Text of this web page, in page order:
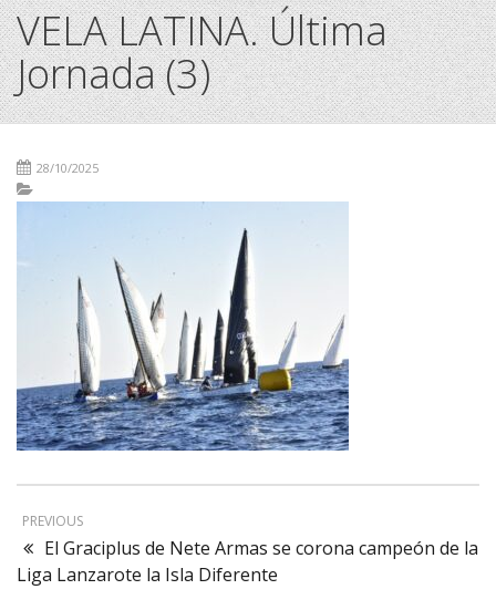
VELA LATINA. Última
Jornada (3)
28/10/2025
PREVIOUS
El Graciplus de Nete Armas se corona campeón de la
Liga Lanzarote la Isla Diferente